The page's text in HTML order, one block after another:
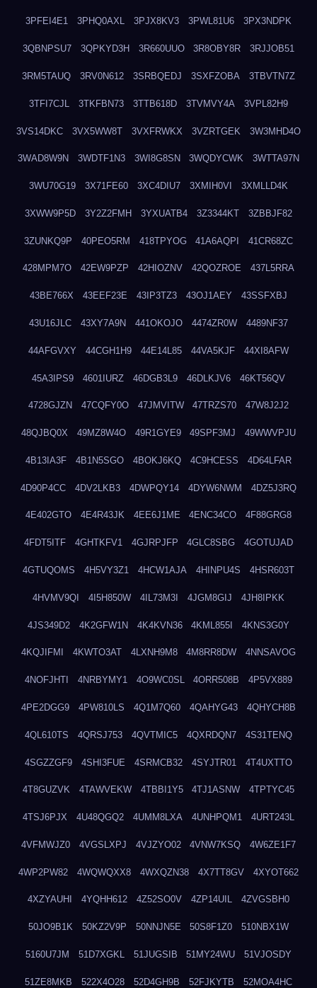
3PFEI4E1 3PHQ0AXL 3PJX8KV3 3PWL81U6 3PX3NDPK
3QBNPSU7 3QPKYD3H 3R660UUO 3R8OBY8R 3RJJOB51
3RM5TAUQ 3RV0N612 3SRBQEDJ 3SXFZOBA 3TBVTN7Z
3TFI7CJL 3TKFBN73 3TTB618D 3TVMVY4A 3VPL82H9
3VS14DKC 3VX5WW8T 3VXFRWKX 3VZRTGEK 3W3MHD4O
3WAD8W9N 3WDTF1N3 3WI8G8SN 3WQDYCWK 3WTTA97N
3WU70G19 3X71FE60 3XC4DIU7 3XMIH0VI 3XMLLD4K
3XWW9P5D 3Y2Z2FMH 3YXUATB4 3Z3344KT 3ZBBJF82
3ZUNKQ9P 40PEO5RM 418TPYOG 41A6AQPI 41CR68ZC
428MPM7O 42EW9PZP 42HIOZNV 42QOZROE 437L5RRA
43BE766X 43EEF23E 43IP3TZ3 43OJ1AEY 43SSFXBJ
43U16JLC 43XY7A9N 441OKOJO 4474ZR0W 4489NF37
44AFGVXY 44CGH1H9 44E14L85 44VA5KJF 44XI8AFW
45A3IPS9 4601IURZ 46DGB3L9 46DLKJV6 46KT56QV
4728GJZN 47CQFY0O 47JMVITW 47TRZS70 47W8J2J2
48QJBQ0X 49MZ8W4O 49R1GYE9 49SPF3MJ 49WWVPJU
4B13IA3F 4B1N5SGO 4BOKJ6KQ 4C9HCESS 4D64LFAR
4D90P4CC 4DV2LKB3 4DWPQY14 4DYW6NWM 4DZ5J3RQ
4E402GTO 4E4R43JK 4EE6J1ME 4ENC34CO 4F88GRG8
4FDT5ITF 4GHTKFV1 4GJRPJFP 4GLC8SBG 4GOTUJAD
4GTUQOMS 4H5VY3Z1 4HCW1AJA 4HINPU4S 4HSR603T
4HVMV9QI 4I5H850W 4IL73M3I 4JGM8GIJ 4JH8IPKK
4JS349D2 4K2GFW1N 4K4KVN36 4KML855I 4KNS3G0Y
4KQJIFMI 4KWTO3AT 4LXNH9M8 4M8RR8DW 4NNSAVOG
4NOFJHTI 4NRBYMY1 4O9WC0SL 4ORR508B 4P5VX889
4PE2DGG9 4PW810LS 4Q1M7Q60 4QAHYG43 4QHYCH8B
4QL610TS 4QRSJ753 4QVTMIC5 4QXRDQN7 4S31TENQ
4SGZZGF9 4SHI3FUE 4SRMCB32 4SYJTR01 4T4UXTTO
4T8GUZVK 4TAWVEKW 4TBBI1Y5 4TJ1ASNW 4TPTYC45
4TSJ6PJX 4U48QGQ2 4UMM8LXA 4UNHPQM1 4URT243L
4VFMWJZ0 4VGSLXPJ 4VJZYO02 4VNW7KSQ 4W6ZE1F7
4WP2PW82 4WQWQXX8 4WXQZN38 4X7TT8GV 4XYOT662
4XZYAUHI 4YQHH612 4Z52SO0V 4ZP14UIL 4ZVGSBH0
50JO9B1K 50KZ2V9P 50NNJN5E 50S8F1Z0 510NBX1W
5160U7JM 51D7XGKL 51JUGSIB 51MY24WU 51VJOSDY
51ZE8MKB 522X4O28 52D4GH9B 52FJKYTB 52MOA4HC